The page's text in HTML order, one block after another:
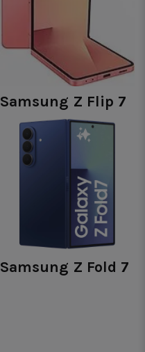
Samsung Z Flip 7
Samsung Z Fold 7